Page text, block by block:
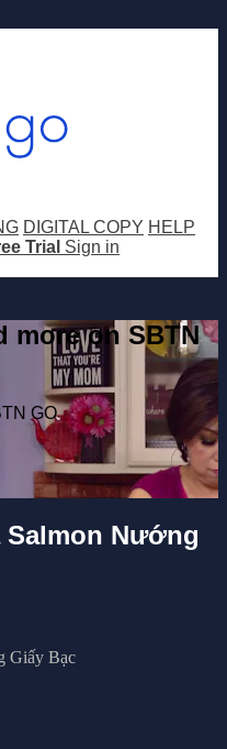
DIGITAL COPY HELP
Trial Sign in
more on SBTN
GO
Salmon Nướng
Giấy Bạc